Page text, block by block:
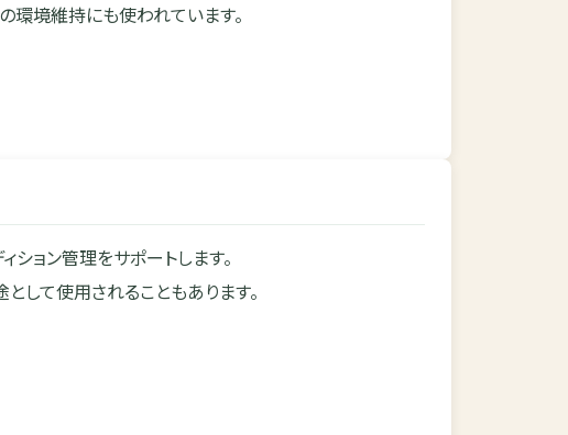
環境維持にも使われています。
ョン管理をサポートします。
して使用されることもあります。